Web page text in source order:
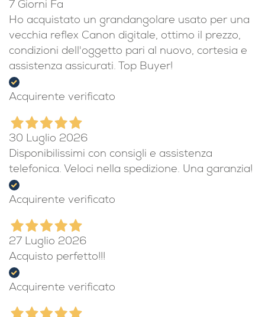
7 Giorni Fa
Ho acquistato un grandangolare usato per una
vecchia reflex Canon digitale, ottimo il prezzo,
condizioni dell'oggetto pari al nuovo, cortesia e
assistenza assicurati. Top Buyer!
Acquirente verificato
30 Luglio 2026
Disponibilissimi con consigli e assistenza
telefonica. Veloci nella spedizione. Una garanzia!
Acquirente verificato
27 Luglio 2026
Acquisto perfetto!!!
Acquirente verificato